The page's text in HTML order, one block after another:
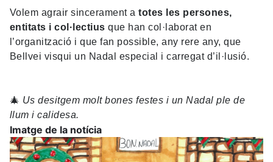
Volem agrair sincerament atotes les persones,
entitats i col·lectius que han col·laborat en
l’organització i que fan possible, any rere any, que
Bellvei visqui un Nadal especial i carregat d’il·lusió.
🎄 Us desitgem molt bones festes i un Nadal ple de
llum i calidesa.
Imatge de la notícia